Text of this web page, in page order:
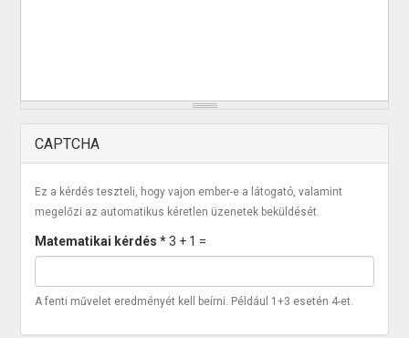
CAPTCHA
Ez a kérdés teszteli, hogy vajon ember-e a látogató, valamint
megelőzi az automatikus kéretlen üzenetek beküldését.
Matematikai kérdés*3 + 1 =
A fenti művelet eredményét kell beírni. Például 1+3 esetén 4-et.